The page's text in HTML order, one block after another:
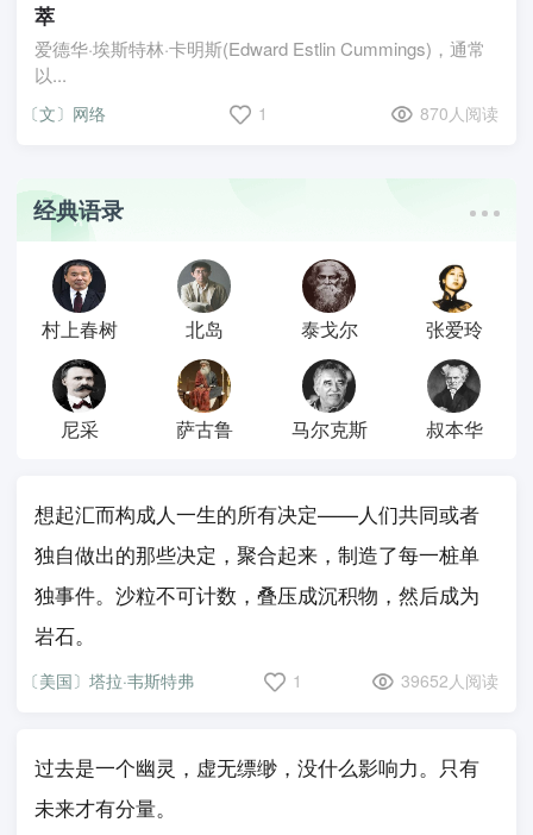
萃
爱德华·埃斯特林·卡明斯(Edward Estlin Cummings)，通常
以...
〔文〕网络 1 870人阅读
经典语录
村上春树 北岛 泰戈尔 张爱玲
尼采 萨古鲁 马尔克斯 叔本华
想起汇而构成人一生的所有决定——人们共同或者
独自做出的那些决定，聚合起来，制造了每一桩单
独事件。沙粒不可计数，叠压成沉积物，然后成为
岩石。
〔美国〕塔拉·韦斯特弗 1 39652人阅读
过去是一个幽灵，虚无缥缈，没什么影响力。只有
未来才有分量。